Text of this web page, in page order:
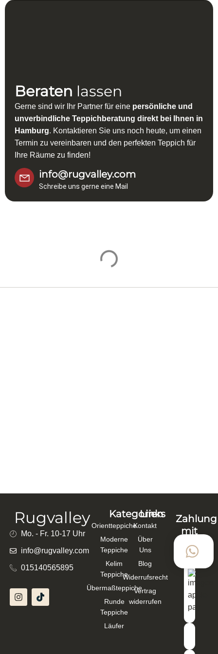
Beraten lassen
Gerne sind wir Ihr Partner für eine persönliche und
unverbindliche Teppichberatung direkt bei Ihnen in
Hamburg. Kontaktieren Sie uns noch heute, um einen
Termin zu vereinbaren und den perfekten Teppich für
Ihre Räume zu finden!
info@rugvalley.com
Schreibe uns gerne eine Mail
Rugvalley
Mo. - Fr. 10-17 Uhr
info@rugvalley.com
015140565895
Kategorien
Orientteppiche
Moderne
Teppiche
Kelim
Teppiche
Übermaßteppiche
Runde
Teppiche
Läufer
Links
Kontakt
Über
Uns
Blog
Widerrufsrecht
Vertrag
widerrufen
Zahlung
mit